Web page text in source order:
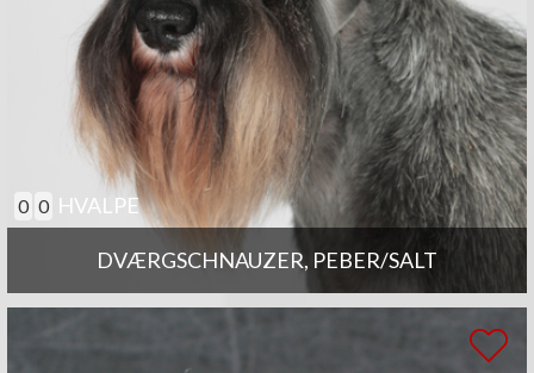
DVÆRGSCHNAUZER, PEBER/SALT
0 0 HVALPE